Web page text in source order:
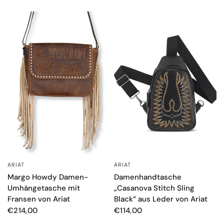
ARIAT
Margo Howdy Damen-
Umhängetasche mit
Fransen von Ariat
€214,00
ARIAT
Damenhandtasche
„Casanova Stitch Sling
Black“ aus Leder von Ariat
€114,00